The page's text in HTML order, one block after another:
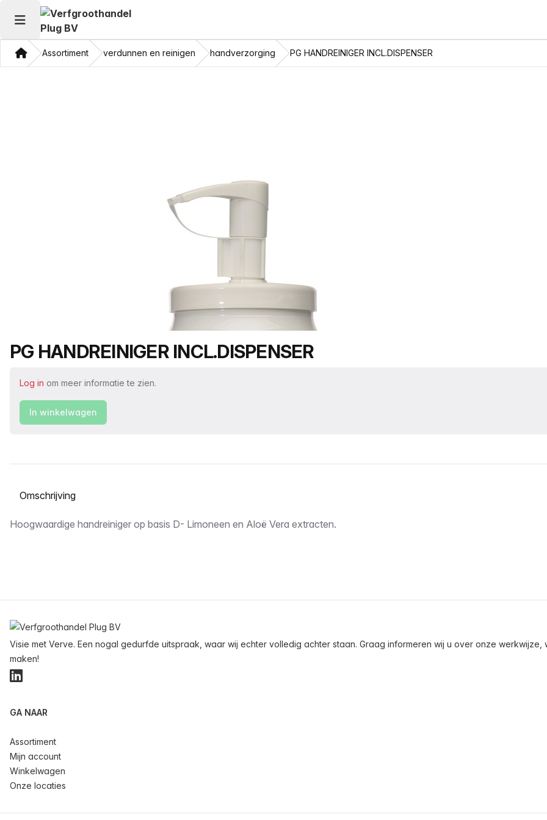
Hoofdmenu openen
ThuisAssortiment verdunnen en reinigen handverzorging PG HANDREINIGER INCL.DISPENSER
Productnaam
PG HANDREINIGER INCL.DISPENSER
Log in om meer informatie te zien.
In winkelwagen
Selecteer een tabblad
Omschrijving
Hoogwaardige handreiniger op basis D- Limoneen en Aloë Vera extracten.
Visie met Verve. Een nogal gedurfde uitspraak, waar wij echter volledig achter staan. Graag informeren wij u over onze
maken!
LinkedIn
GA NAAR
Assortiment
Mijn account
Winkelwagen
Onze locaties